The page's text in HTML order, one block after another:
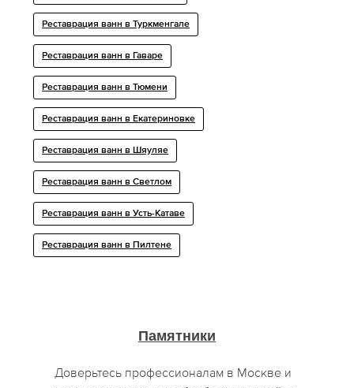
Реставрация ванн в Туркменгале
Реставрация ванн в Гаваре
Реставрация ванн в Тюмени
Реставрация ванн в Екатериновке
Реставрация ванн в Шяуляе
Реставрация ванн в Светлом
Реставрация ванн в Усть-Катаве
Реставрация ванн в Пилтене
Памятники
Доверьтесь профессионалам в Москве и